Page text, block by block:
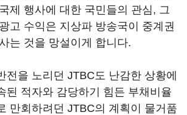
제 행사에 대한 국민들의 관심, 그
고 수익은 지상파 방송국이 중계권
는 것을 망설이게 합니다.
전을 노리던 JTBC도 난감한 상황에
된 적자와 감당하기 힘든 부채비율
만회하려던 JTBC의 계획이 물거품